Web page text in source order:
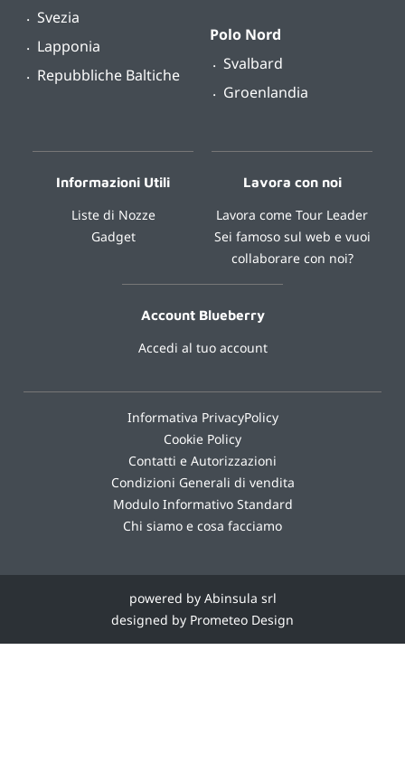
Svezia
Lapponia
Repubbliche Baltiche
Polo Nord
Svalbard
Groenlandia
Informazioni Utili
Liste di Nozze
Gadget
Lavora con noi
Lavora come Tour Leader
Sei famoso sul web e vuoi
collaborare con noi?
Account Blueberry
Accedi al tuo account
Informativa PrivacyPolicy
Cookie Policy
Contatti e Autorizzazioni
Condizioni Generali di vendita
Modulo Informativo Standard
Chi siamo e cosa facciamo
powered by Abinsula srl
designed by Prometeo Design